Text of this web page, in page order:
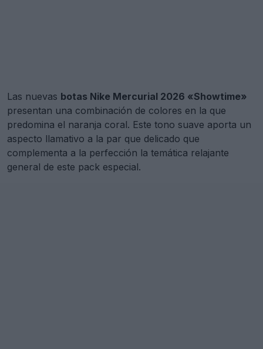
Las nuevas botas Nike Mercurial 2026 «Showtime»
presentan una combinación de colores en la que
predomina el naranja coral. Este tono suave aporta un
aspecto llamativo a la par que delicado que
complementa a la perfección la temática relajante
general de este pack especial.